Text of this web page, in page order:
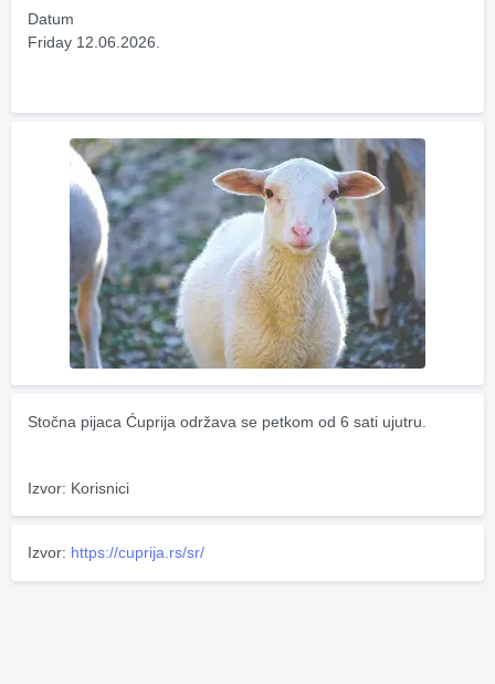
Datum
Friday 12.06.2026.
Stočna pijaca Ćuprija održava se petkom od 6 sati ujutru.
Izvor: Korisnici
Izvor: https://cuprija.rs/sr/